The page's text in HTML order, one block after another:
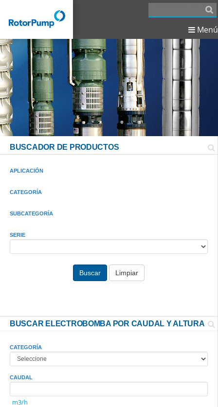
Menú
BUSCADOR DE PRODUCTOS
APLICACIÓN
CATEGORÍA
SUBCATEGORÍA
SERIE
Buscar Limpiar
BUSCAR ELECTROBOMBA POR CAUDAL Y ALTURA
CATEGORÍA
CAUDAL
m3/h